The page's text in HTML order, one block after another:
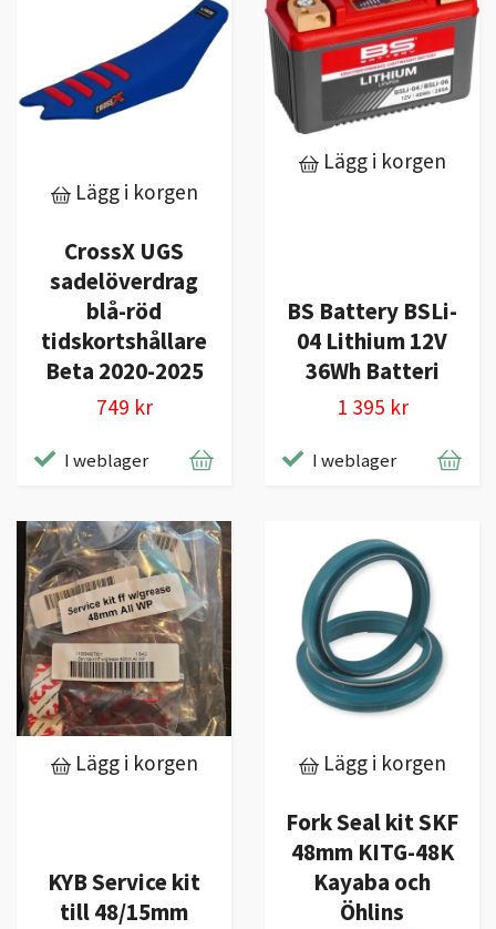
Lägg i korgen
CrossX UGS
sadelöverdrag
blå-röd
tidskortshållare
Beta 2020-2025
749 kr
I weblager
Lägg i korgen
BS Battery BSLi-
04 Lithium 12V
36Wh Batteri
1 395 kr
I weblager
Lägg i korgen
KYB Service kit
till 48/15mm
Lägg i korgen
Fork Seal kit SKF
48mm KITG-48K
Kayaba och
Öhlins